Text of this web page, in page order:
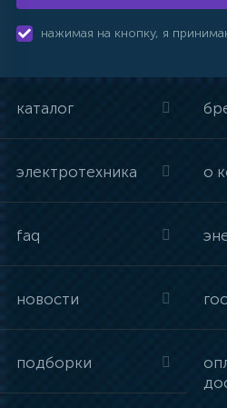
нажимая на кнопку, я
каталог
электротехника о
faq
новости
подборки